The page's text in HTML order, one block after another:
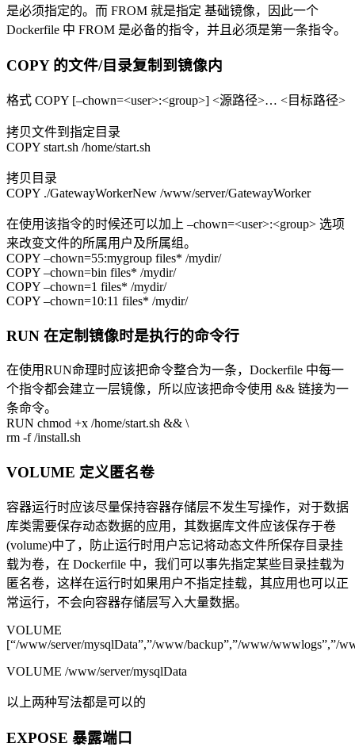
是必须指定的。而 FROM 就是指定 基础镜像，因此一个
Dockerfile 中 FROM 是必备的指令，并且必须是第一条指令。
COPY 的文件/目录复制到镜像内
格式 COPY [–chown=<user>:<group>] <源路径>… <目标路径>
拷贝文件到指定目录
COPY start.sh /home/start.sh
拷贝目录
COPY ./GatewayWorkerNew /www/server/GatewayWorker
在使用该指令的时候还可以加上 –chown=<user>:<group> 选项
来改变文件的所属用户及所属组。
COPY –chown=55:mygroup files* /mydir/
COPY –chown=bin files* /mydir/
COPY –chown=1 files* /mydir/
COPY –chown=10:11 files* /mydir/
RUN 在定制镜像时是执行的命令行
在使用RUN命理时应该把命令整合为一条，Dockerfile 中每一
个指令都会建立一层镜像，所以应该把命令使用 && 链接为一
条命令。
RUN chmod +x /home/start.sh && \
rm -f /install.sh
VOLUME 定义匿名卷
容器运行时应该尽量保持容器存储层不发生写操作，对于数据
库类需要保存动态数据的应用，其数据库文件应该保存于卷
(volume)中了，防止运行时用户忘记将动态文件所保存目录挂
载为卷，在 Dockerfile 中，我们可以事先指定某些目录挂载为
匿名卷，这样在运行时如果用户不指定挂载，其应用也可以正
常运行，不会向容器存储层写入大量数据。
VOLUME
[“/www/server/mysqlData”,”/www/backup”,”/www/wwwlogs”,”/
VOLUME /www/server/mysqlData
以上两种写法都是可以的
EXPOSE 暴露端口